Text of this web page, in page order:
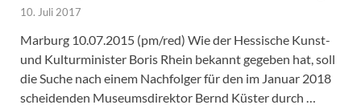
10. Juli 2017
Marburg 10.07.2015 (pm/red) Wie der Hessische Kunst-
und Kulturminister Boris Rhein bekannt gegeben hat, soll
die Suche nach einem Nachfolger für den im Januar 2018
scheidenden Museumsdirektor Bernd Küster durch …